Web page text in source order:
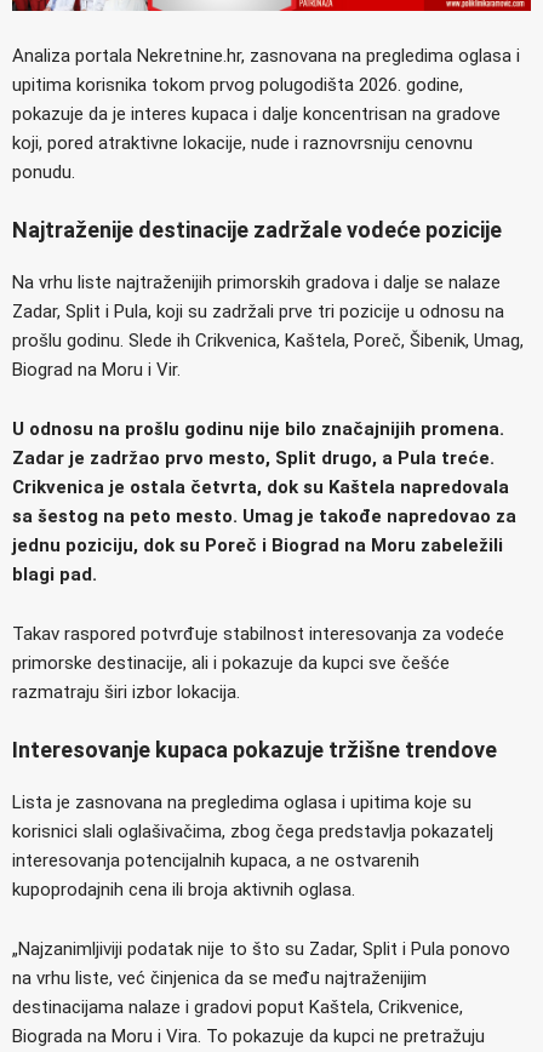
Analiza portala Nekretnine.hr, zasnovana na pregledima oglasa i
upitima korisnika tokom prvog polugodišta 2026. godine,
pokazuje da je interes kupaca i dalje koncentrisan na gradove
koji, pored atraktivne lokacije, nude i raznovrsniju cenovnu
ponudu.
Najtraženije destinacije zadržale vodeće pozicije
Na vrhu liste najtraženijih primorskih gradova i dalje se nalaze
Zadar, Split i Pula, koji su zadržali prve tri pozicije u odnosu na
prošlu godinu. Slede ih Crikvenica, Kaštela, Poreč, Šibenik, Umag,
Biograd na Moru i Vir.
U odnosu na prošlu godinu nije bilo značajnijih promena.
Zadar je zadržao prvo mesto, Split drugo, a Pula treće.
Crikvenica je ostala četvrta, dok su Kaštela napredovala
sa šestog na peto mesto. Umag je takođe napredovao za
jednu poziciju, dok su Poreč i Biograd na Moru zabeležili
blagi pad.
Takav raspored potvrđuje stabilnost interesovanja za vodeće
primorske destinacije, ali i pokazuje da kupci sve češće
razmatraju širi izbor lokacija.
Interesovanje kupaca pokazuje tržišne trendove
Lista je zasnovana na pregledima oglasa i upitima koje su
korisnici slali oglašivačima, zbog čega predstavlja pokazatelj
interesovanja potencijalnih kupaca, a ne ostvarenih
kupoprodajnih cena ili broja aktivnih oglasa.
„Najzanimljiviji podatak nije to što su Zadar, Split i Pula ponovo
na vrhu liste, već činjenica da se među najtraženijim
destinacijama nalaze i gradovi poput Kaštela, Crikvenice,
Biograda na Moru i Vira. To pokazuje da kupci ne pretražuju